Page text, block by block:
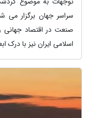
سراسر جهان برگزار می
صنعت در اقتصاد جهانی
اسلامی ایران نیز با درک